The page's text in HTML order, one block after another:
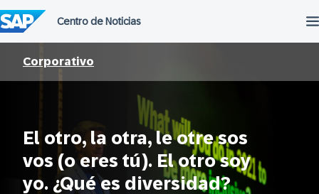
al
contenido
Corporativo
El otro, la otra, le otre sos
vos (o eres tú). El otro soy
yo. ¿Qué es diversidad?